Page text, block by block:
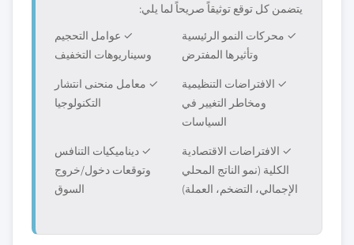
يتضمن كل توقع توثيقاً صريحاً لما يلي:
✓ محركات النمو الرئيسية
وتأثيرها المفترض
✓ عوامل التحجيم
وسيناريوهات التخفيف
✓ الافتراضات التنظيمية
ومخاطر التغيير في
السياسات
✓ معامل منحنى انتشار
التكنولوجيا
✓ الافتراضات الاقتصادية
الكلية (نمو الناتج المحلي
الإجمالي، التضخم، العملة)
✓ ديناميكيات التنافس
وتوقعات دخول/خروج
السوق